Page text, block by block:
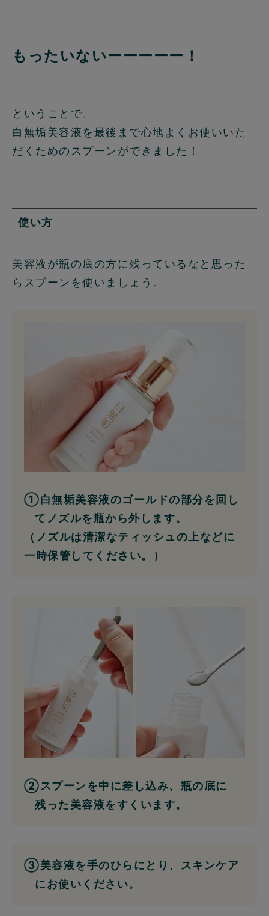
もったいないーーーーー！
ということで、
白無垢美容液を最後まで心地よくお使いいた
だくためのスプーンができました！
使い方
美容液が瓶の底の方に残っているなと思った
らスプーンを使いましょう。
①白無垢美容液のゴールドの部分を回し
てノズルを瓶から外します。
（ノズルは清潔なティッシュの上などに
一時保管してください。）
②スプーンを中に差し込み、瓶の底に
残った美容液をすくいます。
③美容液を手のひらにとり、スキンケア
にお使いください。